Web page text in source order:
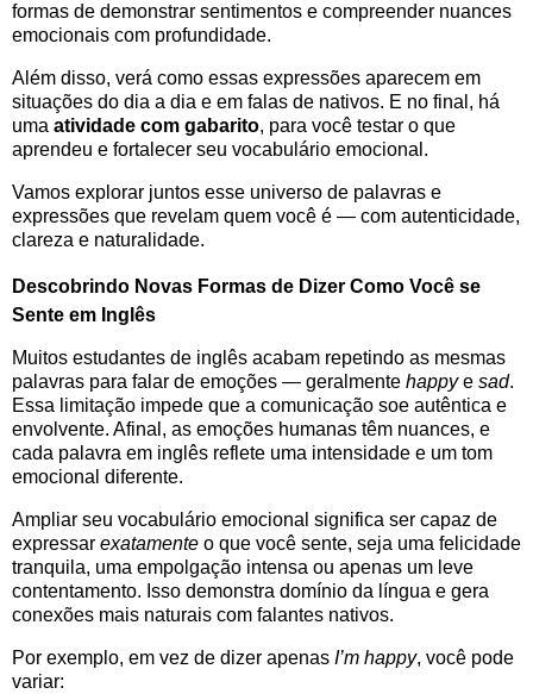
formas de demonstrar sentimentos e compreender nuances
emocionais com profundidade.
Além disso, verá como essas expressões aparecem em
situações do dia a dia e em falas de nativos. E no final, há
uma atividade com gabarito, para você testar o que
aprendeu e fortalecer seu vocabulário emocional.
Vamos explorar juntos esse universo de palavras e
expressões que revelam quem você é — com autenticidade,
clareza e naturalidade.
Descobrindo Novas Formas de Dizer Como Você se
Sente em Inglês
Muitos estudantes de inglês acabam repetindo as mesmas
palavras para falar de emoções — geralmente happye sad.
Essa limitação impede que a comunicação soe autêntica e
envolvente. Afinal, as emoções humanas têm nuances, e
cada palavra em inglês reflete uma intensidade e um tom
emocional diferente.
Ampliar seu vocabulário emocional significa ser capaz de
expressar exatamente o que você sente, seja uma felicidade
tranquila, uma empolgação intensa ou apenas um leve
contentamento. Isso demonstra domínio da língua e gera
conexões mais naturais com falantes nativos.
Por exemplo, em vez de dizer apenas I’m happy, você pode
variar: